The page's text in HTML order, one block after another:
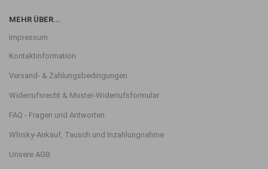
MEHR ÜBER...
Impressum
Kontaktinformation
Versand- & Zahlungsbedingungen
Widerrufsrecht & Muster-Widerrufsformular
FAQ - Fragen und Antworten
Whisky-Ankauf, Tausch und Inzahlungnahme
Unsere AGB